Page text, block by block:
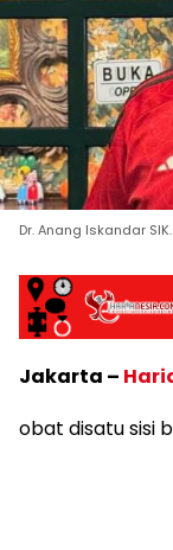
Dr. Anang Iskandar
Jakarta –
obat disatu sisi